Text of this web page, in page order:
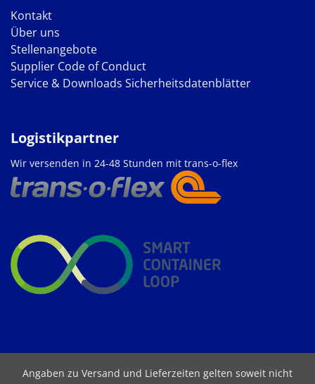
Kontakt
Über uns
Stellenangebote
Supplier Code of Conduct
Service & Downloads Sicherheitsdatenblätter
Logistikpartner
Wir versenden in 24-48 Stunden mit trans-o-flex
Angaben zu Versand und Lieferzeiten gelten soweit nicht